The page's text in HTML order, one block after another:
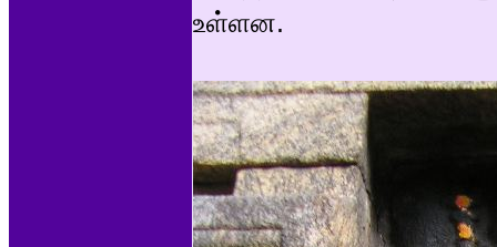
உள்ளன.